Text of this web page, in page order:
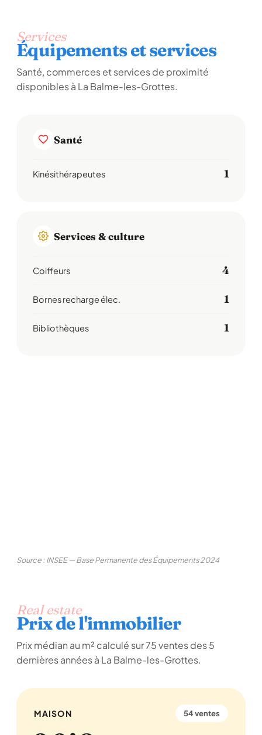
Services
Équipements et services
Santé, commerces et services de proximité
disponibles à La Balme-les-Grottes.
Santé
Kinésithérapeutes 1
Services & culture
Coiffeurs 4
Bornes recharge élec. 1
Bibliothèques 1
Source : INSEE — Base Permanente des Équipements 2024
Real estate
Prix de l'immobilier
Prix médian au m² calculé sur 75 ventes des 5
dernières années à La Balme-les-Grottes.
MAISON 54 ventes